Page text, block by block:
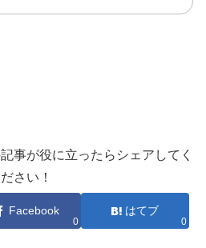
事が役に立ったらシェアしてく
ださい！
Facebook
0
はてブ
0